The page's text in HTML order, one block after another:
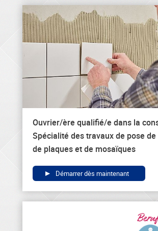
Ouvrier/ère qualifié/e dans la
Spécialité des travaux de pose
de plaques et de mosaïques
Démarrer dès maintenant